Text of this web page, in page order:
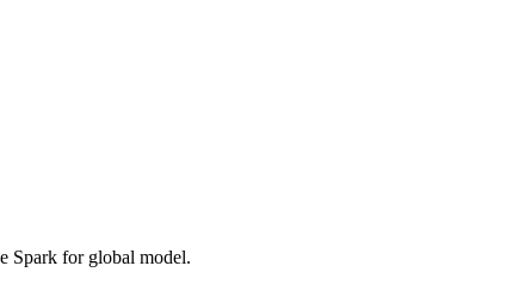
Spark for global model.